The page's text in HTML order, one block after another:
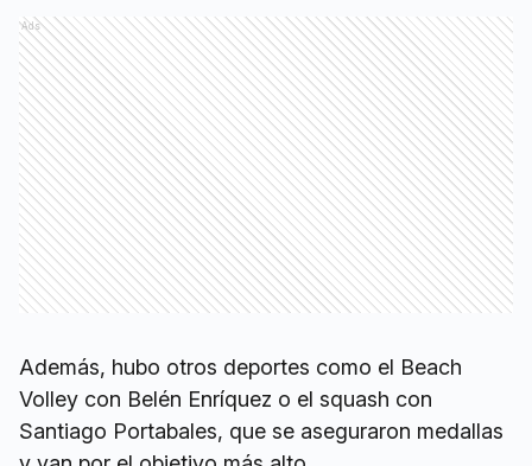
Ads
Además, hubo otros deportes como el Beach
Volley con Belén Enríquez o el squash con
Santiago Portabales, que se aseguraron medallas